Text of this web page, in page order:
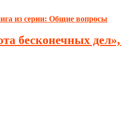
бесконечных